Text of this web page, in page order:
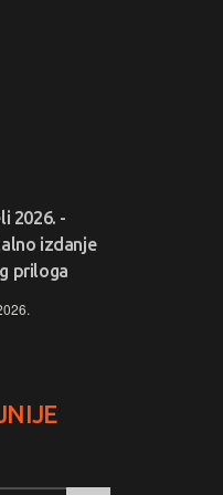
2026. -
izdanje
priloga